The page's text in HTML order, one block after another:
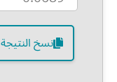
نسخ النتيجة